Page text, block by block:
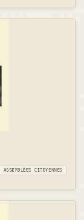
ASSEMBLÉES CITOYENNES